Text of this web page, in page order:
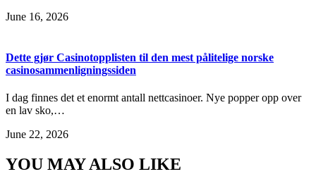
June 16, 2026
Dette gjør Casinotopplisten til den mest pålitelige norske
casinosammenligningssiden
I dag finnes det et enormt antall nettcasinoer. Nye popper opp over
en lav sko,…
June 22, 2026
YOU MAY ALSO LIKE